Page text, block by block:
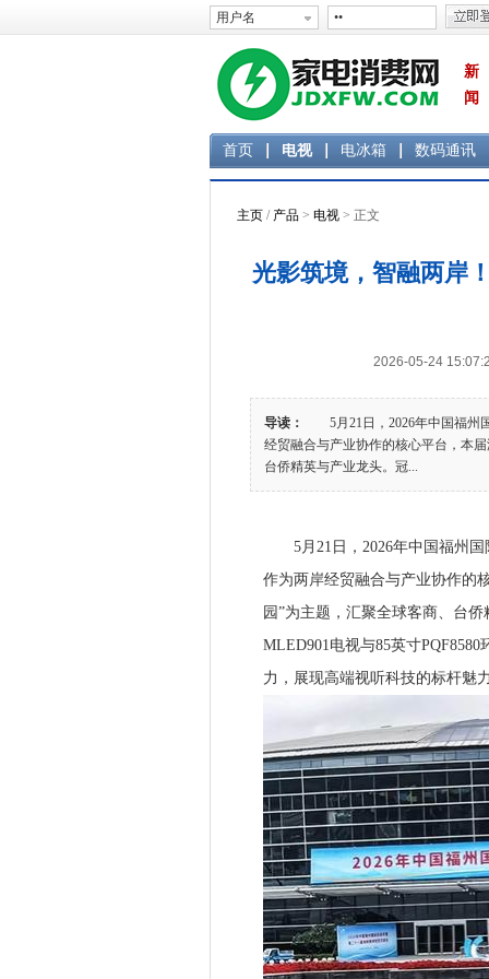
新
闻
首页 电视 电冰箱 数码通讯
主页 / 产品 > 电视 > 正文
光影筑境，智融两岸
2026-05-24
导读：
5月21日，2026年中国福州
经贸融合与产业协作的核心平台，本
台侨精英与产业龙头。冠...
5月21日，2026年中国福州国
作为两岸经贸融合与产业协作的
园”为主题，汇聚全球客商、台
MLED901电视与85英寸
力，展现高端视听科技的标杆魅